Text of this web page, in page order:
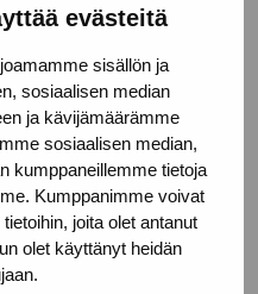
evästeitä
sisällön ja
sosiaalisen median
ja kävijämäärämme
sosiaalisen median,
kumppaneillemme tietoja
Kumppanimme voivat
joita olet antanut
olet käyttänyt heidän